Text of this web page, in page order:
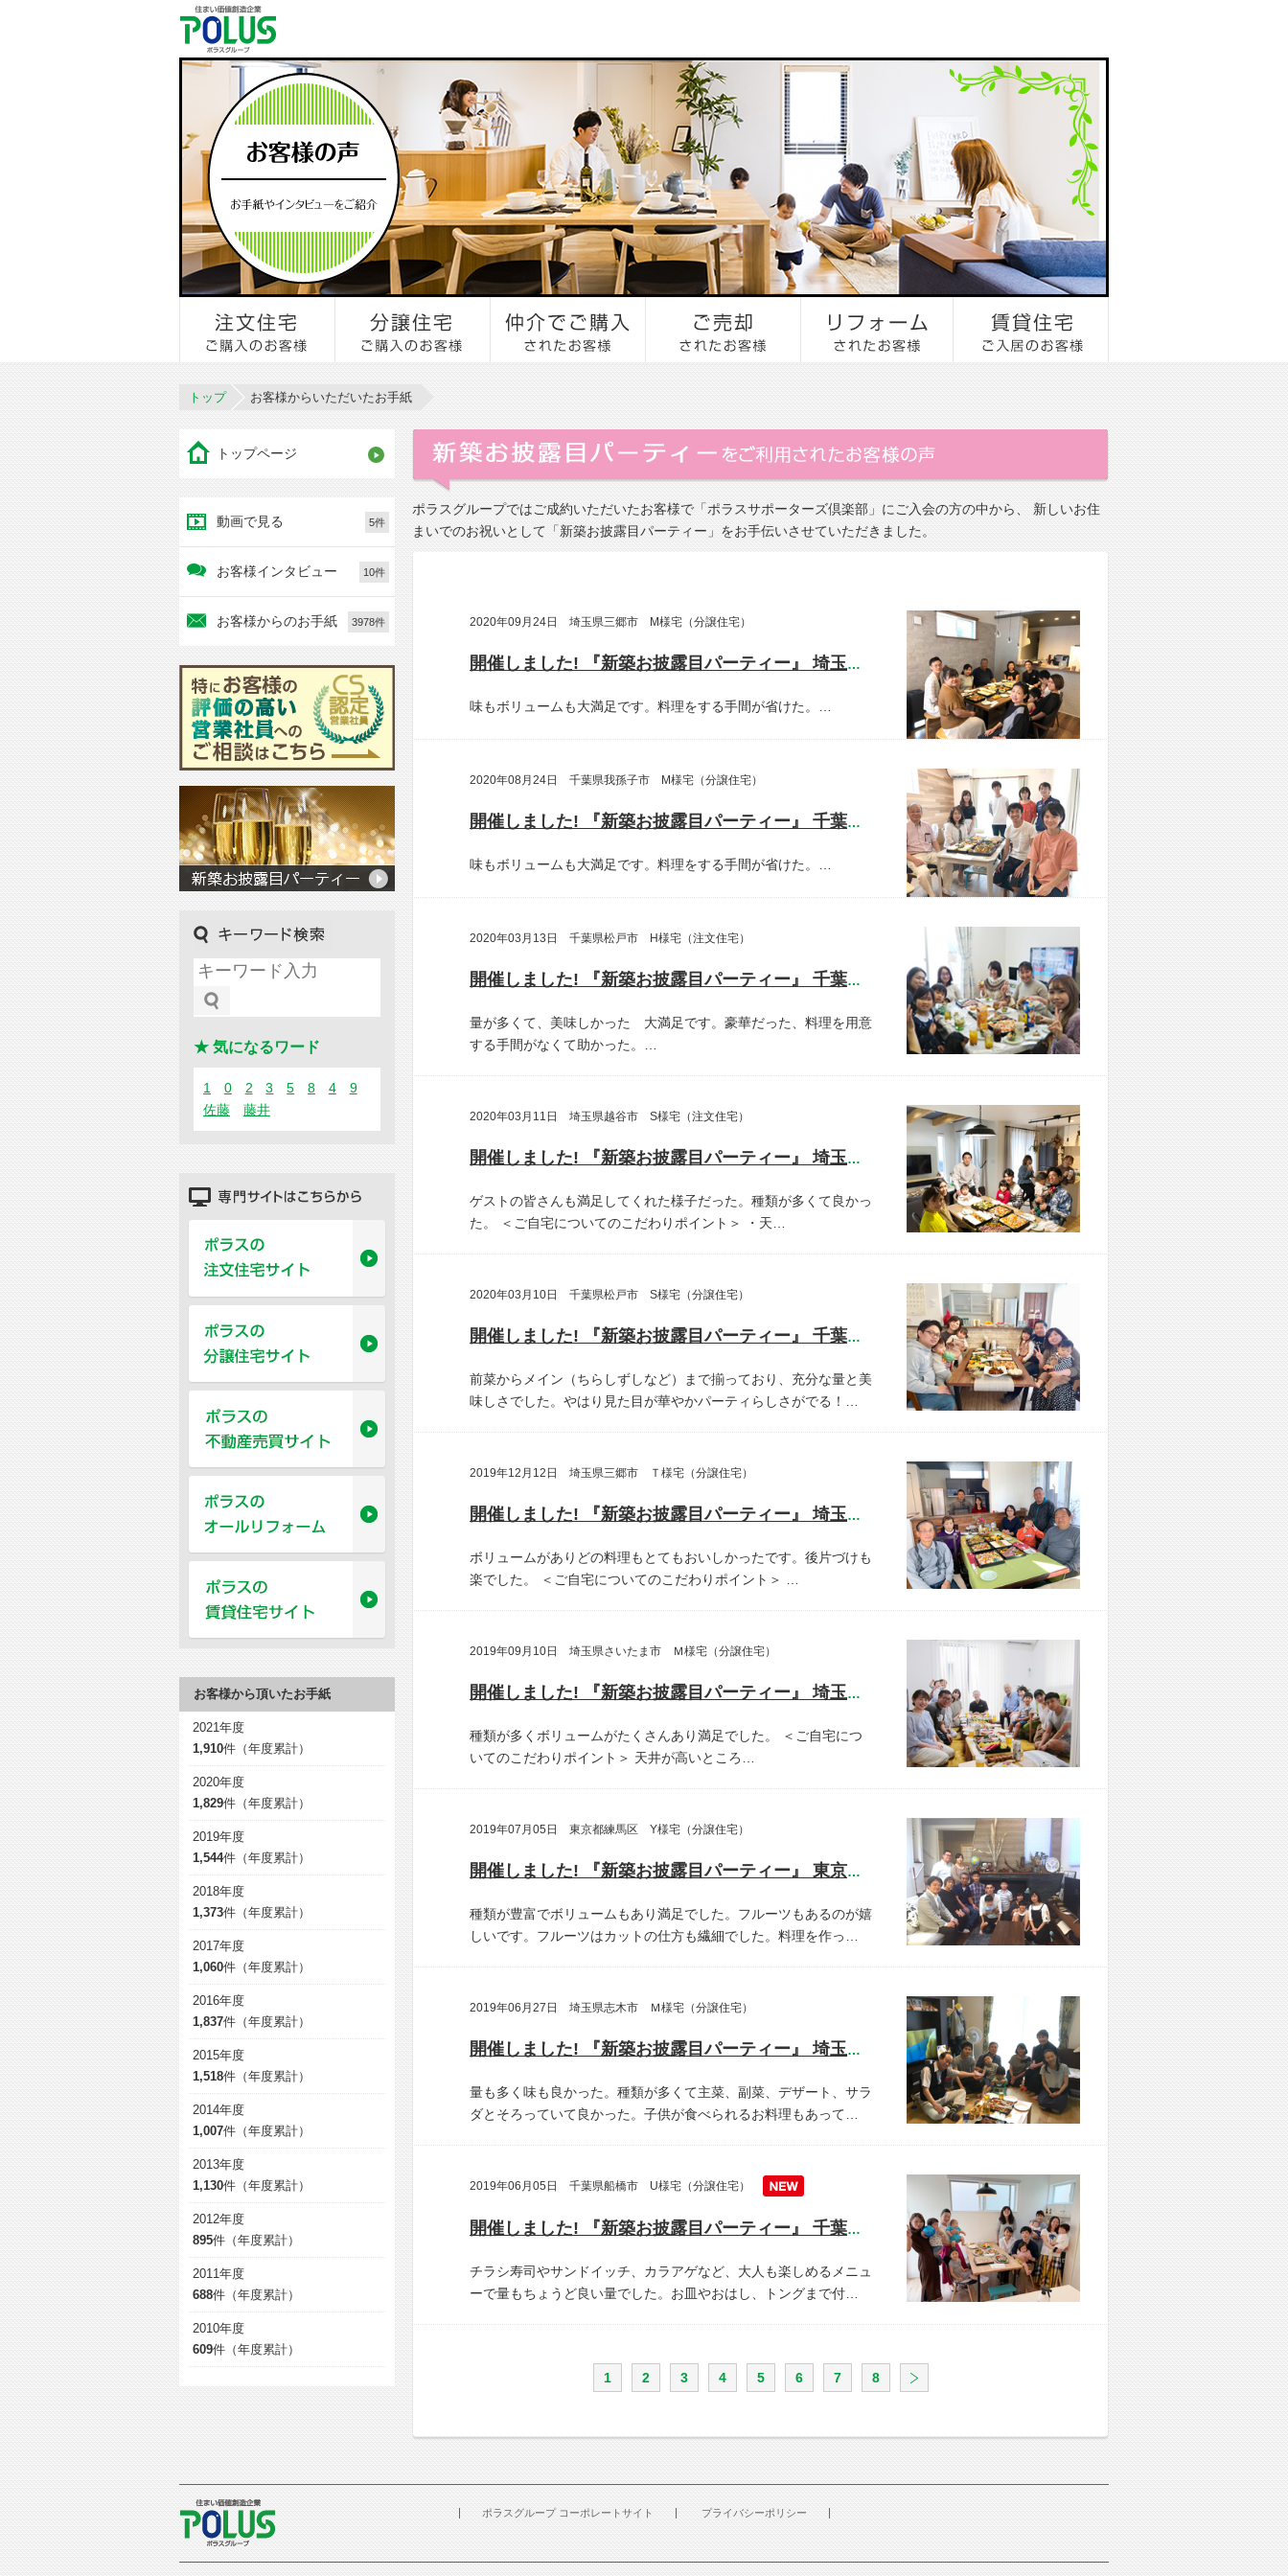
トップ お客様からいただいたお手紙
ポラスグループではご成約いただいたお客様で「ポラスサポーターズ倶楽部」にご入会の方の中から、 新しいお住
まいでのお祝いとして「新築お披露目パーティー」をお手伝いさせていただきました。
2020年09月24日 埼玉県三郷市 M様宅（分譲住宅）
開催しました! 『新築お披露目パーティー』 埼玉県三郷市 M様宅
味もボリュームも大満足です。料理をする手間が省けた。…
2020年08月24日 千葉県我孫子市 M様宅（分譲住宅）
開催しました! 『新築お披露目パーティー』 千葉県我孫子市 M様宅
味もボリュームも大満足です。料理をする手間が省けた。…
2020年03月13日 千葉県松戸市 H様宅（注文住宅）
開催しました! 『新築お披露目パーティー』 千葉県松戸市 H様宅
量が多くて、美味しかった 大満足です。豪華だった、料理を用意
する手間がなくて助かった。…
2020年03月11日 埼玉県越谷市 S様宅（注文住宅）
開催しました! 『新築お披露目パーティー』 埼玉県越谷市 S様宅
ゲストの皆さんも満足してくれた様子だった。種類が多くて良かっ
た。
＜ご自宅についてのこだわりポイント＞ ・天…
2020年03月10日 千葉県松戸市 S様宅（分譲住宅）
開催しました! 『新築お披露目パーティー』 千葉県松戸市 S様宅
前菜からメイン（ちらしずしなど）まで揃っており、充分な量と美
味しさでした。やはり見た目が華やかパーティらしさがでる！…
2019年12月12日 埼玉県三郷市 Ｔ様宅（分譲住宅）
開催しました! 『新築お披露目パーティー』 埼玉県三郷市 T様宅
ボリュームがありどの料理もとてもおいしかったです。後片づけも
楽でした。
＜ご自宅についてのこだわりポイント＞
2019年09月10日 埼玉県さいたま市 Ｍ様宅（分譲住宅）
開催しました! 『新築お披露目パーティー』 埼玉県さいたま市 M様宅
種類が多くボリュームがたくさんあり満足でした。
＜ご自宅につ
いてのこだわりポイント＞ 天井が高いところ…
2019年07月05日 東京都練馬区 Y様宅（分譲住宅）
開催しました! 『新築お披露目パーティー』 東京都練馬区 Y様宅
種類が豊富でボリュームもあり満足でした。フルーツもあるのが嬉
しいです。フルーツはカットの仕方も繊細でした。料理を作っ…
2019年06月27日 埼玉県志木市 Ｍ様宅（分譲住宅）
開催しました! 『新築お披露目パーティー』 埼玉県志木市 M様宅
量も多く味も良かった。種類が多くて主菜、副菜、デザート、サラ
ダとそろっていて良かった。子供が食べられるお料理もあって…
2019年06月05日 千葉県船橋市 U様宅（分譲住宅）
開催しました! 『新築お披露目パーティー』 千葉県船橋市 U様宅
チラシ寿司やサンドイッチ、カラアゲなど、大人も楽しめるメニュ
ーで量もちょうど良い量でした。お皿やおはし、トングまで付…
1 2 3 4 5 6 7 8
トップページ
動画で見る 5件
お客様インタビュー 10件
お客様からのお手紙 3978件
★ 気になるワード
1 0 2 3 5 8 4
9
佐藤
藤井
お客様から頂いたお手紙
2021年度
1,910件（年度累計）
2020年度
1,829件（年度累計）
2019年度
1,544件（年度累計）
2018年度
1,373件（年度累計）
2017年度
1,060件（年度累計）
2016年度
1,837件（年度累計）
2015年度
1,518件（年度累計）
2014年度
1,007件（年度累計）
2013年度
1,130件（年度累計）
2012年度
895件（年度累計）
2011年度
688件（年度累計）
2010年度
609件（年度累計）
ポラスグループ コーポレートサイト
プライバシーポリシー